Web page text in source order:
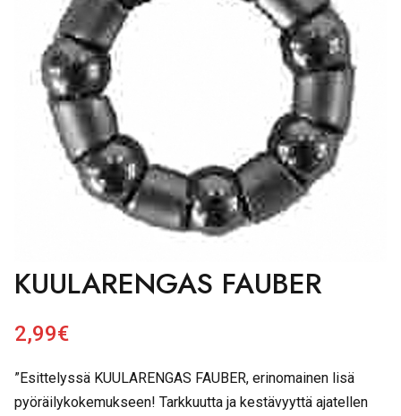
KUULARENGAS FAUBER
2,99€
”Esittelyssä KUULARENGAS FAUBER, erinomainen lisä
pyöräilykokemukseen! Tarkkuutta ja kestävyyttä ajatellen